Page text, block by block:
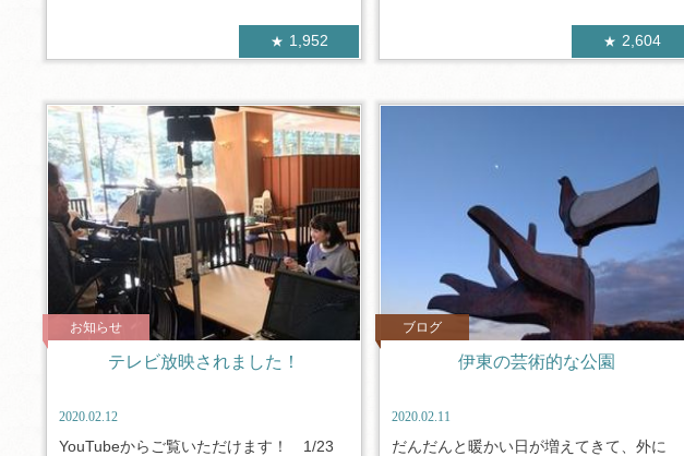
1,952 2,604
お知らせ
テレビ放映されました！
2020.02.12
YouTubeからご覧いただけます！ 1/23
ブログ
伊東の芸術的な公園
2020.02.11
だんだんと暖かい日が増えてきて、外に